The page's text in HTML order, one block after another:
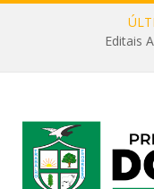
Editais